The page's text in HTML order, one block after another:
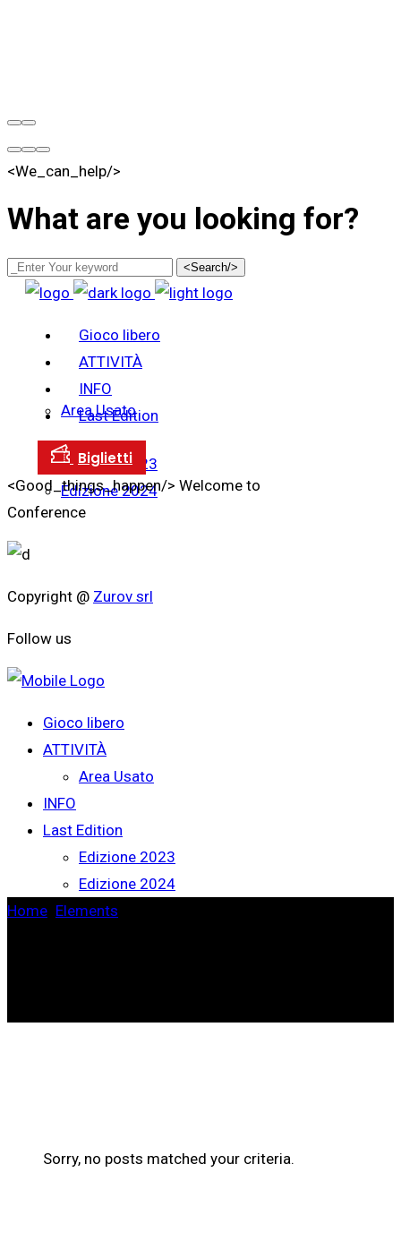
<We_can_help/>
What are you looking for?
<Search/>
Gioco libero
ATTIVITÀ
Area Usato
INFO
Last Edition
Edizione 2023
Edizione 2024
<Good_things_happen/> Welcome to
Conference
Copyright @ Zurov srl
Follow us
Gioco libero
ATTIVITÀ
Area Usato
INFO
Last Edition
Edizione 2023
Edizione 2024
Home Elements
Sorry, no posts matched your criteria.